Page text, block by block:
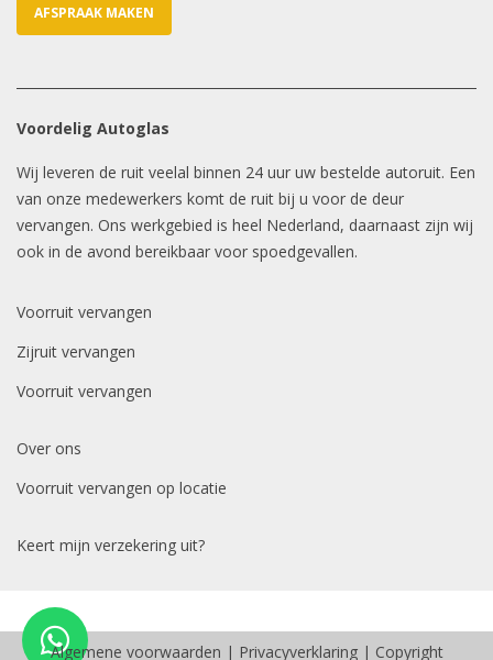
AFSPRAAK MAKEN
Voordelig Autoglas
Wij leveren de ruit veelal binnen 24 uur uw bestelde autoruit. Een
van onze medewerkers komt de ruit bij u voor de deur
vervangen. Ons werkgebied is heel Nederland, daarnaast zijn wij
ook in de avond bereikbaar voor spoedgevallen.
Voorruit vervangen
Zijruit vervangen
Voorruit vervangen
Over ons
Voorruit vervangen op locatie
Keert mijn verzekering uit?
Algemene voorwaarden | Privacyverklaring| Copyright